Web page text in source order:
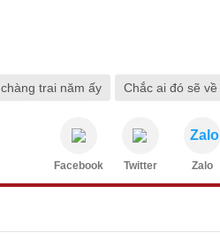
chàng trai năm ấy Chắc ai đó sẽ về
Facebook Twitter
Zalo
Zalo